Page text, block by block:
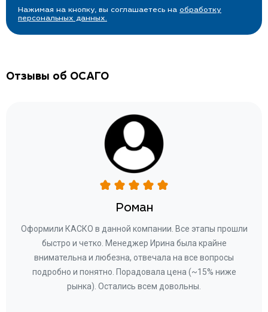
Нажимая на кнопку, вы соглашаетесь на обработку
персональных данных.
Отзывы об ОСАГО
Роман
Оформили КАСКО в данной компании. Все этапы прошли
быстро и четко. Менеджер Ирина была крайне
внимательна и любезна, отвечала на все вопросы
подробно и понятно. Порадовала цена (~15% ниже
рынка). Остались всем довольны.